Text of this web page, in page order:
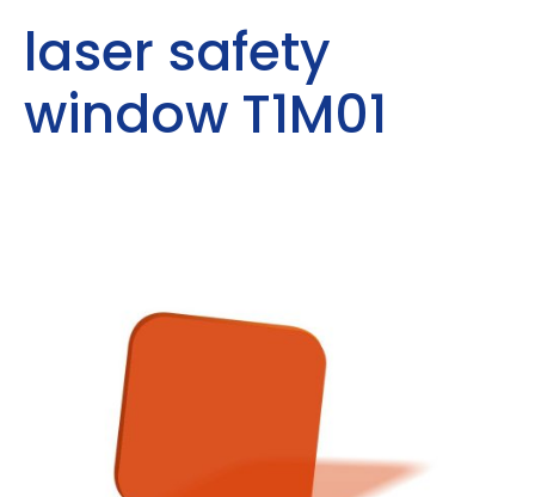
laser safety
window T1M01